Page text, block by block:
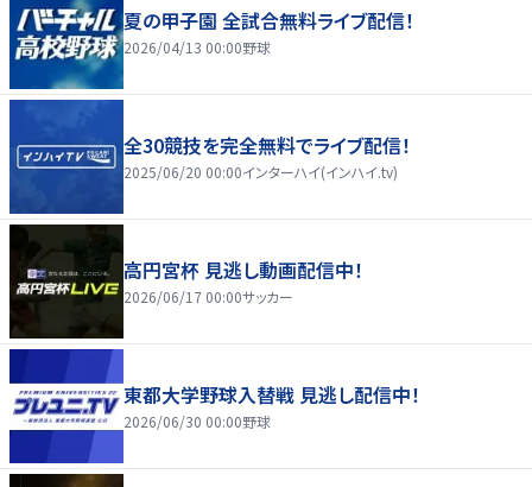
夏の甲子園 全試合無料ライブ配信！
2026/04/13 00:00野球
全30競技を完全無料でライブ配信！
2025/06/20 00:00インターハイ(インハイ.tv)
高円宮杯 見逃し動画配信中！
2026/06/17 00:00サッカー
東都大学野球入替戦 見逃し配信中！
2026/06/30 00:00野球